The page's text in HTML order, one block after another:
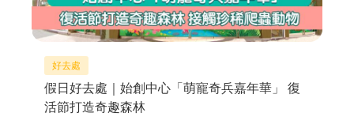
好去處
假日好去處｜始創中心「萌寵奇兵嘉年華」 復
活節打造奇趣森林